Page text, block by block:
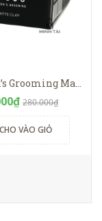
Roug Men’s Grooming Matte Clay
280.000₫
CHO VÀO GIỎ